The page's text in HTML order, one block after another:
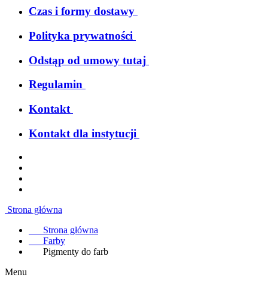
Czas i formy dostawy
Polityka prywatności
Odstąp od umowy tutaj
Regulamin
Kontakt
Kontakt dla instytucji
Strona główna
Strona główna
Farby
Pigmenty do farb
Menu